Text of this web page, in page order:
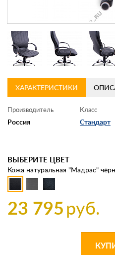
ХАРАКТЕРИСТИКИ
Производитель
Россия
Класс
Стандарт
ВЫБЕРИТЕ ЦВЕТ
Кожа натуральная "Мадрас"
23 795руб.